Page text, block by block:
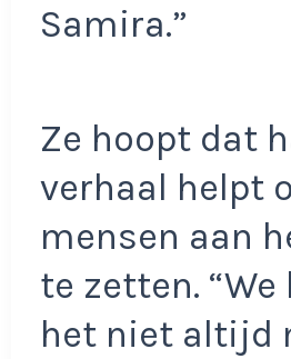
Samira.”
Ze hoopt dat
verhaal helpt
mensen aan
te zetten. “We
het niet altijd